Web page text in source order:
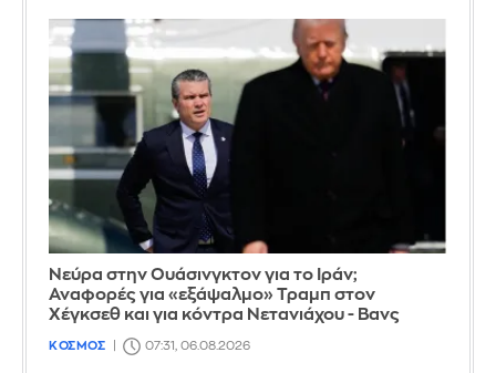
Νεύρα στην Ουάσινγκτον για το Ιράν;
Αναφορές για «εξάψαλμο» Τραμπ στον
Χέγκσεθ και για κόντρα Νετανιάχου - Βανς
ΚΟΣΜΟΣ 07:31, 06.08.2026